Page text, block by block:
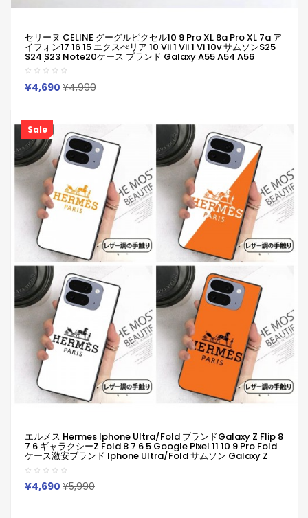
セリーヌ CELINE グーグルピクセル10 9 Pro XL 8a Pro XL 7a ア
イフォン17 16 15 エクスぺリア 10 Vii 1 Vii 1 Vi 10v サムソンs25
S24 S23 Note20ケース ブランド Galaxy A55 A54 A56
S25/S24 Ultra S25ケースセリーヌ CELINEピクセル10 8a Pro
7a 6/7/6a/9a ブランドケースジャケット型人気
Iphone/Galaxy/Xperia/Google Pixelなど全機種対応
¥4,690 ¥4,990
Sale
エルメス Hermes Iphone Ultra/fold ブランドGalaxy Z Flip 8
7 6 ギャラクシーZ Fold 8 7 6 5 Google Pixel 11 10 9 Pro Fold
ケース激安ブランド Iphone Ultra/fold サムソン Galaxy Z
Fold 8 7 6 5 ギャラクシーZ Flip 8 7 6 5 4 シンプルピクセル11
10 9 Pro Foldカバー革制
¥4,690 ¥5,990